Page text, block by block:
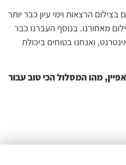
הרצאות וימי עיון כבר יותר
צילום מאחורנו. בנוסף העברנו כבר
ואנחנו בטוחים ביכולת
, מהוהמסלולהכיטובעבור